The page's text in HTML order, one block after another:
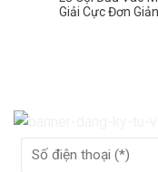
Giải Cực Đơn Giản